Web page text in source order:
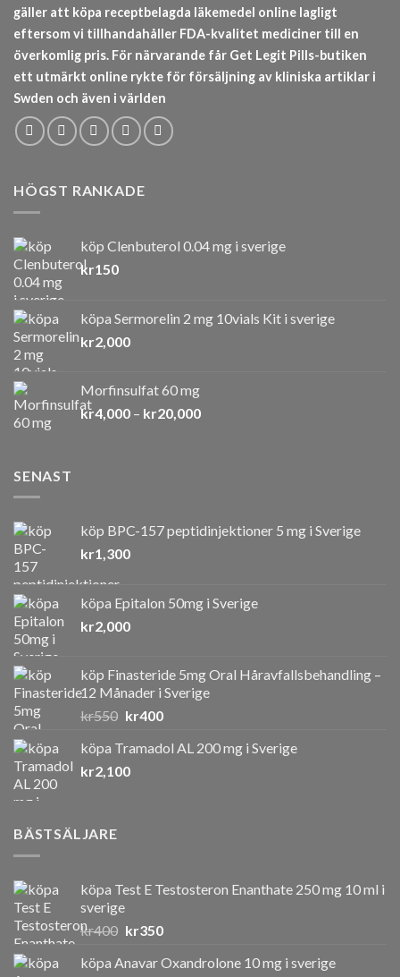
gäller att köpa receptbelagda läkemedel online lagligt
eftersom vi tillhandahåller FDA-kvalitet mediciner till en
överkomlig pris. För närvarande får Get Legit Pills-butiken
ett utmärkt online rykte för försäljning av kliniska artiklar i
Swden och även i världen
HÖGST RANKADE
köp Clenbuterol 0.04 mg i sverige
kr150
köpa Sermorelin 2 mg 10vials Kit i sverige
kr2,000
Morfinsulfat 60 mg
kr4,000 – kr20,000Prisintervall:
SENAST
köp BPC-157 peptidinjektioner 5 mg i Sverige
kr1,300
köpa Epitalon 50mg i Sverige
kr2,000
köp Finasteride 5mg Oral Håravfallsbehandling –
12 Månader i Sverige
kr550 Det
priset
var:
kr400Det
priset
köpa Tramadol AL 200 mg i Sverige
kr2,100
BÄSTSÄLJARE
köpa Test E Testosteron Enanthate 250 mg 10 ml i
sverige
kr400 Det
priset
kr350Det
priset
köpa Anavar Oxandrolone 10 mg i sverige